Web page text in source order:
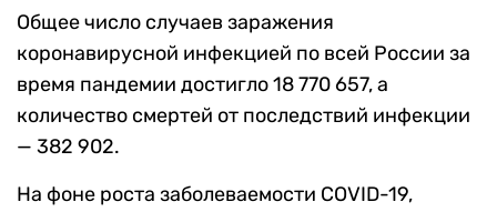
Общее число случаев заражения
коронавирусной инфекцией по всей России за
время пандемии достигло 18 770 657, а
количество смертей от последствий инфекции
— 382 902.
На фоне роста заболеваемости COVID-19,